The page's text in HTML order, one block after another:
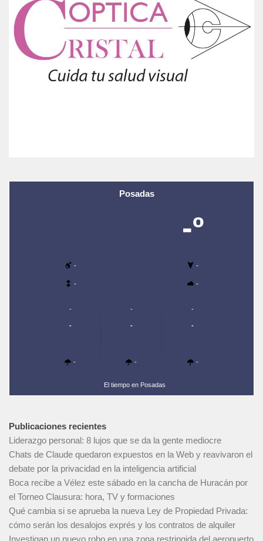
Posadas
-º
- -
- -
-
-
-
-
-
-
-
-
-
El tiempo en Posadas
Publicaciones recientes
Liderazgo personal: 8 lujos que se da la gente mediocre
Chats de Claude quedaron expuestos en la Web y reavivaron el
debate por la privacidad en la inteligencia artificial
Boca recibe a Vélez este sábado en la cancha de Huracán por
el Torneo Clausura: hora, TV y formaciones
Qué cambia si se aprueba la nueva Ley de Propiedad Privada:
cómo serán los desalojos exprés y los contratos de alquiler
Investigan un nuevo robo en una zona restringida del aeropuerto